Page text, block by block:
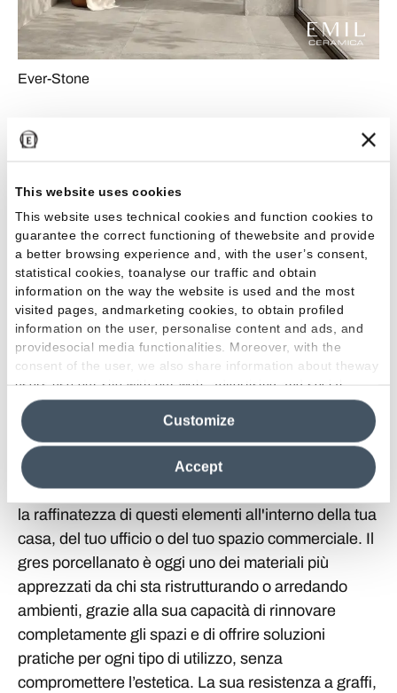
This website uses cookies
This website uses technical cookies and function cookies to
guarantee the correct functioning of thewebsite and provide
a better browsing experience and, with the user’s consent,
statistical cookies, toanalyse our traffic and obtain
information on the way the website is used and the most
visited pages, andmarketing cookies, to obtain profiled
information on the user, personalise content and ads, and
providesocial media functionalities. Moreover, with the
consent of the user, we also share information about theway
users use our site with our web, advertising and social
media analytics partners, who may combine itwith other
information in their possession. By closing this banner,
clicking on "Reject", it will be possible tocontinue browsing
the site after installing only technical cookies. For more
information see the
Cookie Policy
Accept
Customize
Ever-Stone
Piastrelle in gres porcellanato: bellezza
e durabilità per ogni spazio
Le lastre in gres porcellanato sono il risultato
dell’incontro tra la solidità della ceramica e
l’eleganza dei diversi effetti e texture disponibili.
Grazie alla loro capacità di riprodurre fedelmente i
materiali più pregiati, come il marmo, la pietra, il
legno, il metallo e il cemento sono in grado di
soddisfare anche i gusti più sofisticati. Ogni
piastrella non solo rispetta l'aspetto naturale di
questi materiali, ma lo esalta, portando la bellezza e
la raffinatezza di questi elementi all'interno della tua
casa, del tuo ufficio o del tuo spazio commerciale. Il
gres porcellanato è oggi uno dei materiali più
apprezzati da chi sta ristrutturando o arredando
ambienti, grazie alla sua capacità di rinnovare
completamente gli spazi e di offrire soluzioni
pratiche per ogni tipo di utilizzo, senza
compromettere l’estetica. La sua resistenza a graffi,